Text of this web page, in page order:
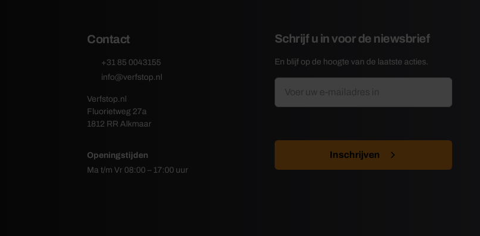
Contact
+31 85 0043155
info@verfstop.nl
Verfstop.nl
Fluorietweg 27a
1812 RR Alkmaar
Openingstijden
Ma t/m Vr 08:00 – 17:00 uur
Schrijf u in voor de niewsbrief
En blijf op de hoogte van de laatste acties.
mailadres
*